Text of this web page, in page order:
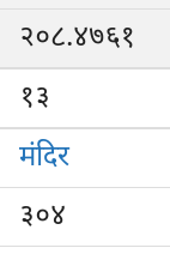
२०८.४७६१
१३
मंदिर
३०४